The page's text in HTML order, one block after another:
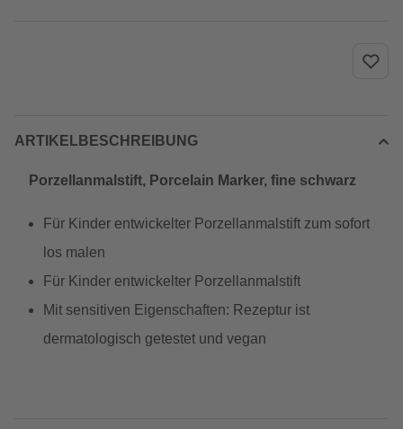
ARTIKELBESCHREIBUNG
Porzellanmalstift, Porcelain Marker, fine schwarz
Für Kinder entwickelter Porzellanmalstift zum sofort
los malen
Für Kinder entwickelter Porzellanmalstift
Mit sensitiven Eigenschaften: Rezeptur ist
dermatologisch getestet und vegan